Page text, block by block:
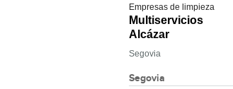
Empresas de limpieza
Multiservicios
Alcázar
Segovia
Segovia